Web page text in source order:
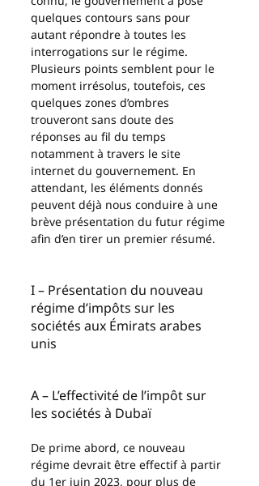
quelques contours sans pour
autant répondre à toutes les
interrogations sur le régime.
Plusieurs points semblent pour le
moment irrésolus, toutefois, ces
quelques zones d’ombres
trouveront sans doute des
réponses au fil du temps
notamment à travers le site
internet du gouvernement. En
attendant, les éléments donnés
peuvent déjà nous conduire à une
brève présentation du futur régime
afin d’en tirer un premier résumé.
I – Présentation du nouveau
régime d’impôts sur les
sociétés aux Émirats arabes
unis
A – L’effectivité de l’impôt sur
les sociétés à Dubaï
De prime abord, ce nouveau
régime devrait être effectif à partir
du 1er juin 2023, pour plus de